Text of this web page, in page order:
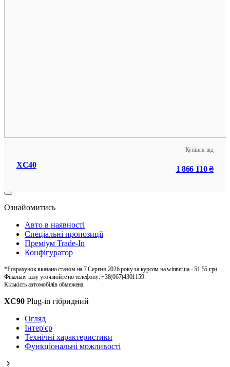
XC40
Купівля від
1 866 110 ₴
Ознайомитись
Авто в наявності
Спеціальні пропозиції
Преміум Trade-In
Конфігуратор
*Розрахунок вказано станом на 7 Серпня 2026 року за курсом на winner.ua - 51.55 грн.
Фінальну ціну уточнюйте по телефону: +38(067)4301159.
Кількість автомобілів обмежена.
XC90 Plug-in гібридний
Огляд
Інтер'єр
Технічні характеристики
Функціональні можливості